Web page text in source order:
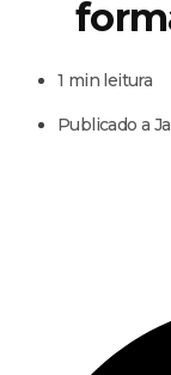
1 min leitura
Publicado a